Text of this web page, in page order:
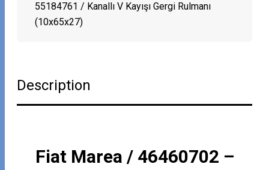
55184761 / Kanallı V Kayışı Gergi Rulmanı
(10x65x27)
Description
Fiat Marea / 46460702 –